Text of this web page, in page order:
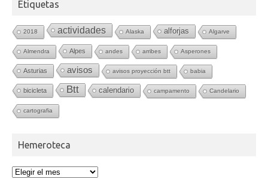
Etiquetas
2018 actividades Alaska alforjas Algarve
Almendra Alpes andes arribes Asperones
Asturias avisos avisos proyección btt babia
bicicleta Btt calendario campamento Candelario
cartografia
Hemeroteca
Hemeroteca